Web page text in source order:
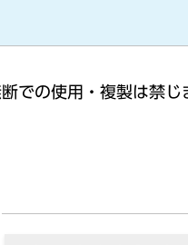
での使⽤・複製は禁じ